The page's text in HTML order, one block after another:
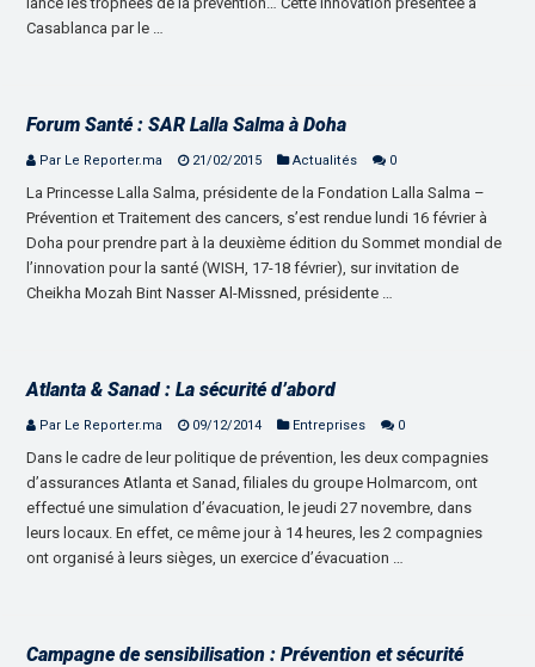
Casablanca par le …
Forum Santé : SAR Lalla Salma à Doha
Par Le Reporter.ma 21/02/2015 Actualités 0
La Princesse Lalla Salma, présidente de la Fondation Lalla Salma –
Prévention et Traitement des cancers, s’est rendue lundi 16 février à
Doha pour prendre part à la deuxième édition du Sommet mondial de
l’innovation pour la santé (WISH, 17-18 février), sur invitation de
Cheikha Mozah Bint Nasser Al-Missned, présidente …
Atlanta & Sanad : La sécurité d’abord
Par Le Reporter.ma 09/12/2014 Entreprises 0
Dans le cadre de leur politique de prévention, les deux compagnies
d’assurances Atlanta et Sanad, filiales du groupe Holmarcom, ont
effectué une simulation d’évacuation, le jeudi 27 novembre, dans
leurs locaux. En effet, ce même jour à 14 heures, les 2 compagnies
ont organisé à leurs sièges, un exercice d’évacuation …
Campagne de sensibilisation : Prévention et sécurité